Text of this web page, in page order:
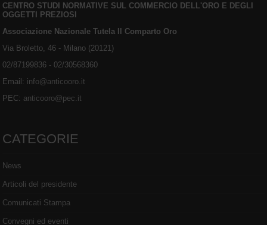
CENTRO STUDI NORMATIVE SUL COMMERCIO DELL'ORO E DEGLI
OGGETTI PREZIOSI
Associazione Nazionale Tutela Il Comparto Oro
Via Broletto, 46 - Milano (20121)
02/87199836 - 02/30568360
Email: info@anticooro.it
PEC: anticooro@pec.it
CATEGORIE
News
Articoli del presidente
Comunicati Stampa
Convegni ed eventi